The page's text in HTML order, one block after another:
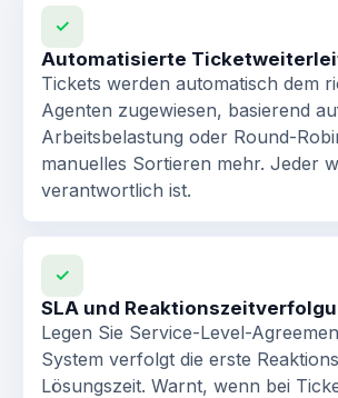
✓
Automatisierte
Tickets werden automatisch dem
Agenten zugewiesen, basierend
Arbeitsbelastung oder Round-
manuelles Sortieren mehr. Jeder
verantwortlich ist.
✓
SLA und
Legen Sie Service-Level-
System verfolgt die erste
Lösungszeit. Warnt, wenn bei